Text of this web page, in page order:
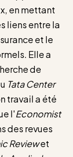
en mettant
liens entre la
et le
Elle a
de
Tata Center
travail a été
l'Economist
des revues
Reviewet